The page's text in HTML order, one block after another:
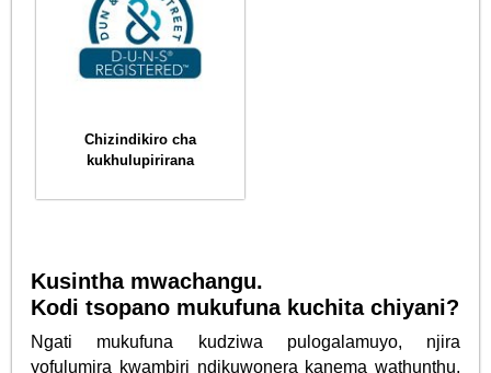
Chizindikiro cha
kukhulupirirana
Kusintha mwachangu.
Kodi tsopano mukufuna kuchita chiyani?
Ngati mukufuna kudziwa pulogalamuyo, njira
yofulumira kwambiri ndikuwonera kanema wathunthu,